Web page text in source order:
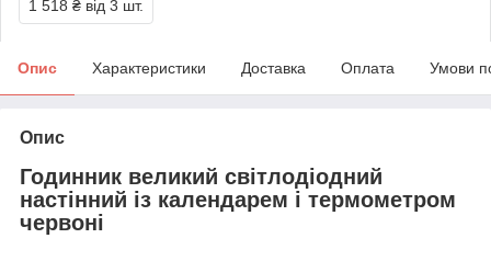
1 518 ₴ від 3 шт.
Опис Характеристики Доставка Оплата Умови
Опис
Годинник великий світлодіодний
настінний із календарем і термометром
червоні